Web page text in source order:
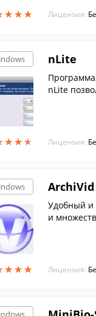
★★★
★★★ Лицензия:
★★★
★★★
nLite
nLite
Лицензия:
★★★
★★★
ArchiVid
Удобный и
и
Лицензия: